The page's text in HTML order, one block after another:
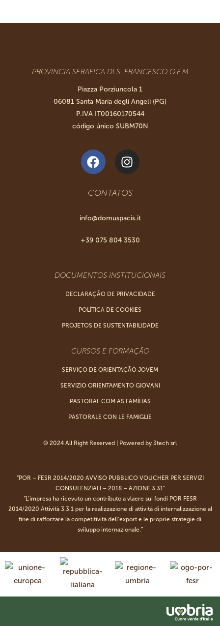
PROVINCIA SERAFICA DI S. FRANCESCO O.F.M
Piazza Porziuncola 1
06081 Santa Maria degli Angeli (PG)
P.IVA IT00160170544
código único SUBM70N
CONTATOS
info@domuspacis.it
+39 075 804 3530
DOCUMENTOS INSTITUCIONAIS
DECLARAÇÃO DE PRIVACIDADE
POLÍTICA DE COOKIES
PROJETOS DE SUSTENTABILIDADE
CURSOS E FORMAÇÃO
SERVIÇO DE ORIENTAÇÃO JOVEM
SERVIZIO ORIENTAMENTO GIOVANI
PASTORAL COM AS FAMÍLIAS
PASTORALE CON LE FAMIGLIE
© 2024 All Right Reserved | Powered by 3tech srl
“POR – FESR 2014/2020 AVVISO PUBBLICO VOUCHER PER SERVIZI
CONSULENZIALI – 2018 – AZIONE 3.31”
“L’impresa ha ricevuto un contributo a vlaere sui fondi POR FESR
2014/2020 Attività 3.3.1 per la realizzazione di attività di internalizzazione al
fine di rafforzare la competitività dell’export e le proprie strategie di
sviluppo internazionale.”